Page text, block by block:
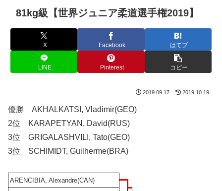
81kg級【世界ジュニア柔道選手権2019】
X Facebook はてブ
LINE Pinterest コピー
2019.09.17 2019.10.19
優勝 AKHALKATSI, Vladimir(GEO)
2位 KARAPETYAN, David(RUS)
3位 GRIGALASHVILI, Tato(GEO)
3位 SCHIMIDT, Guilherme(BRA)
ARENCIBIA, Alexandre(CAN)